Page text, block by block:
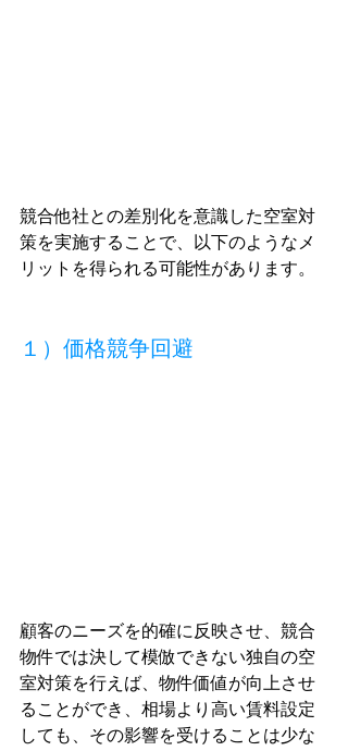
競合他社との差別化を意識した空室対
策を実施することで、以下のようなメ
リットを得られる可能性があります。
１）価格競争回避
顧客のニーズを的確に反映させ、競合
物件では決して模倣できない独自の空
室対策を行えば、物件価値が向上させ
ることができ、相場より高い賃料設定
しても、その影響を受けることは少な